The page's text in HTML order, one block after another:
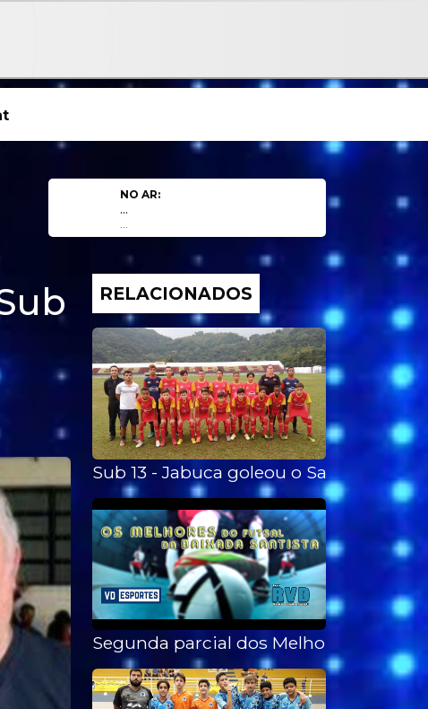
NO AR:
...
RELACIONADOS
Sub 13 - Jabuca goleou o Santo
Segunda parcial dos Melhores do